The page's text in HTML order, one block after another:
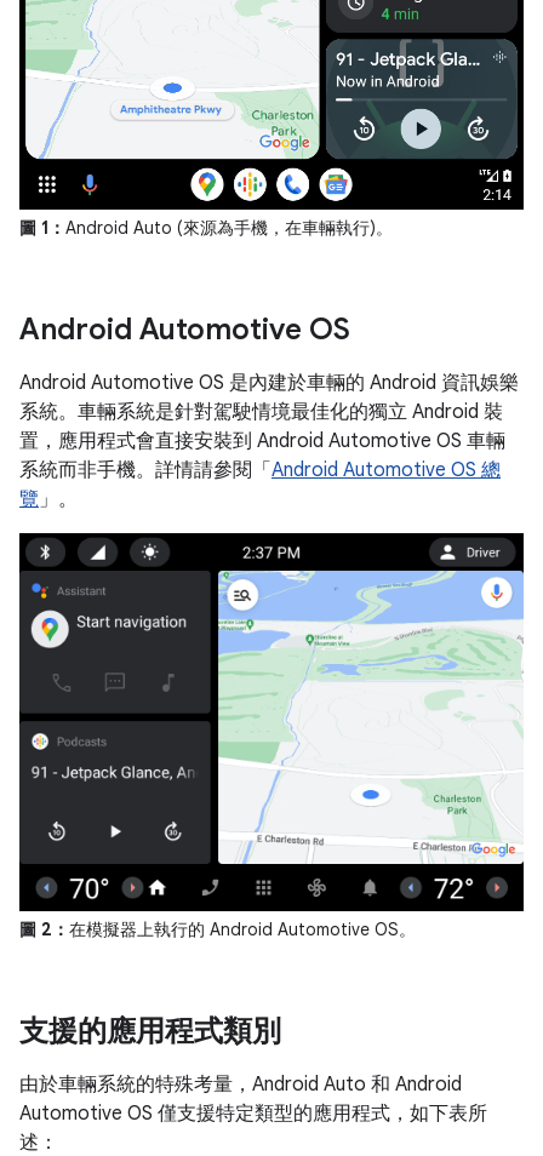
圖 1： Android Auto (來源為手機，在車輛執行)。
Android Automotive OS
Android Automotive OS 是內建於車輛的 Android 資訊娛樂
系統。車輛系統是針對駕駛情境最佳化的獨立 Android 裝
置，應用程式會直接安裝到 Android Automotive OS 車輛
系統而非手機。詳情請參閱「Android Automotive OS 總
覽 」。
圖 2： 在模擬器上執行的 Android Automotive OS。
支援的應用程式類別
由於車輛系統的特殊考量，Android Auto 和 Android
Automotive OS 僅支援特定類型的應用程式，如下表所
述：